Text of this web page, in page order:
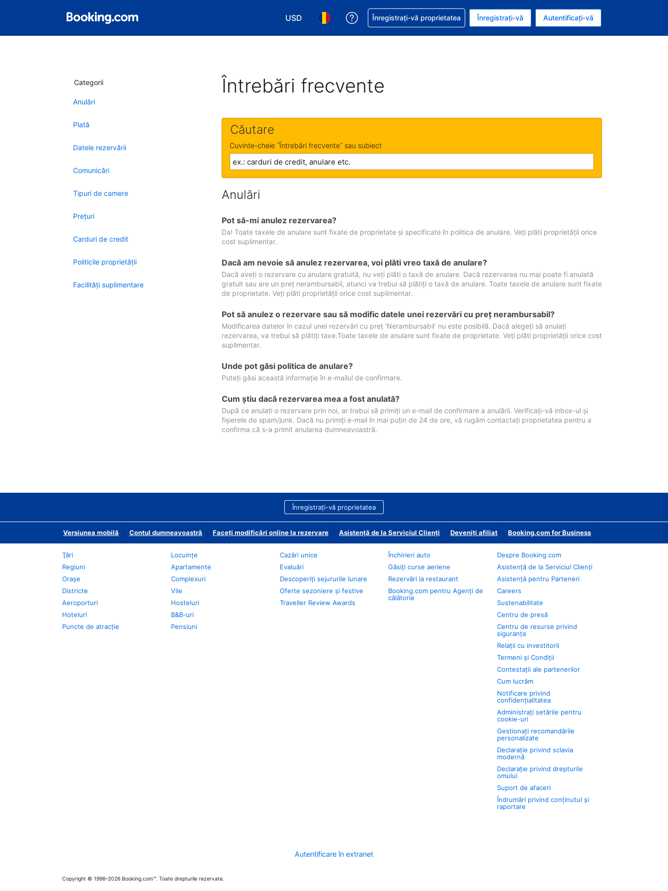
USD
Alegeţi moneda. Moneda actuală este Dolar american
Alegeți limba. Limba actuală este Română
Primiți asistență cu privire la rezervarea dvs.
Înregistrați-vă proprietatea Înregistrați-vă Autentificați-vă
Categorii
Anulări
Plată
Datele rezervării
Comunicări
Tipuri de camere
Preţuri
Carduri de credit
Politicile proprietății
Facilităţi suplimentare
Întrebări frecvente
Căutare
Cuvinte-cheie ˝Întrebări frecvente˝ sau subiect
Anulări
Pot să-mi anulez rezervarea?
Da! Toate taxele de anulare sunt fixate de proprietate și specificate în politica de anulare. Veți plăti proprietății orice
cost suplimentar.
Dacă am nevoie să anulez rezervarea, voi plăti vreo taxă de anulare?
Dacă aveți o rezervare cu anulare gratuită, nu veți plăti o taxă de anulare. Dacă rezervarea nu mai poate fi anulată
gratuit sau are un preț nerambursabil, atunci va trebui să plătiți o taxă de anulare. Toate taxele de anulare sunt fixate
de proprietate. Veți plăti proprietății orice cost suplimentar.
Pot să anulez o rezervare sau să modific datele unei rezervări cu preţ nerambursabil?
Modificarea datelor în cazul unei rezervări cu preț ‘Nerambursabil’ nu este posibilă. Dacă alegeți să anulați
rezervarea, va trebui să plătiți taxe.Toate taxele de anulare sunt fixate de proprietate. Veți plăti proprietății orice cost
suplimentar.
Unde pot găsi politica de anulare?
Puteți găsi această informație în e-mailul de confirmare.
Cum ştiu dacă rezervarea mea a fost anulată?
După ce anulați o rezervare prin noi, ar trebui să primiți un e-mail de confirmare a anulării. Verificați-vă inbox-ul și
fișierele de spam/junk. Dacă nu primiți e-mail în mai puțin de 24 de ore, vă rugăm contactați proprietatea pentru a
confirma că s-a primit anularea dumneavoastră.
Înregistrați-vă proprietatea
Versiunea mobilă Contul dumneavoastră Faceți modificări online la rezervare Asistență de la Serviciul Clienți Deveniţi afiliat Booking.com for Business
Ţări
Regiuni
Oraşe
Districte
Aeroporturi
Hoteluri
Puncte de atracţie
Locuințe
Apartamente
Complexuri
Vile
Hosteluri
B&B-uri
Pensiuni
Cazări unice
Evaluări
Descoperiți sejururile lunare
Oferte sezoniere și festive
Traveller Review Awards
Închirieri auto
Găsiți curse aeriene
Rezervări la restaurant
Booking.com pentru Agenți de
călătorie
Despre Booking.com
Asistență de la Serviciul Clienți
Asistență pentru Parteneri
Careers
Sustenabilitate
Centru de presă
Centru de resurse privind
siguranța
Relații cu investitorii
Termeni și Condiții
Contestații ale partenerilor
Cum lucrăm
Notificare privind
confidențialitatea
Administrați setările pentru
cookie-uri
Gestionați recomandările
personalizate
Declarație privind sclavia
modernă
Declarație privind drepturile
omului
Suport de afaceri
Îndrumări privind conținutul și
raportare
Autentificare în extranet
Copyright © 1996–2026 Booking.com™. Toate drepturile rezervate.